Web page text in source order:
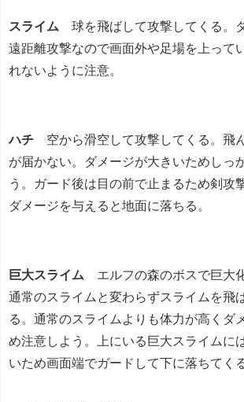
スライム 球を飛ばして攻撃してくる。
遠距離攻撃なので画面外や足場を上って
れないように注意。
ハチ 空から滑空して攻撃してくる。飛
が届かない。ダメージが大きいためしっ
う。ガード後は目の前で止まるため剣攻
ダメージを与えると地面に落ちる。
巨大スライム エルフの森のボスで巨大
通常のスライムと変わらずスライムを飛
る。通常のスライムよりも体力が高くダ
め注意しよう。上にいる巨大スライムに
いため画面端でガードして下に落ちてく